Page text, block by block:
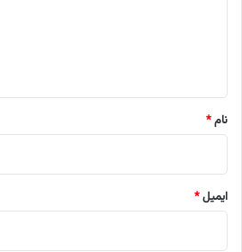
نام*
ایمیل*